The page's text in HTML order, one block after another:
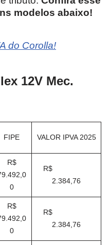
modelos abaixo!
do Corolla!
12V Mec.
FIPE VALOR IPVA 2025
R$
0
R$
2.384,76
R$
0
R$
2.384,76